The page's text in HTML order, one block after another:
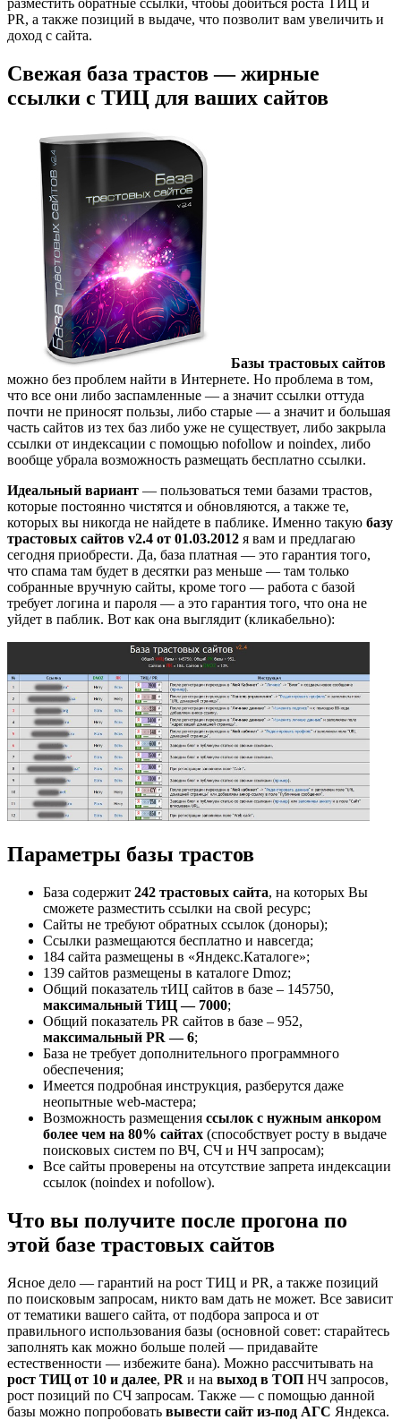
разместить обратные ссылки, чтобы добиться роста ТИЦ и
PR, а также позиций в выдаче, что позволит вам увеличить и
доход с сайта.
Свежая база трастов — жирные
ссылки с ТИЦ для ваших сайтов
Базы трастовых сайтов
можно без проблем найти в Интернете. Но проблема в том,
что все они либо заспамленные — а значит ссылки оттуда
почти не приносят пользы, либо старые — а значит и большая
часть сайтов из тех баз либо уже не существует, либо закрыла
ссылки от индексации с помощью nofollow и noindex, либо
вообще убрала возможность размещать бесплатно ссылки.
Идеальный вариант — пользоваться теми базами трастов,
которые постоянно чистятся и обновляются, а также те,
которых вы никогда не найдете в паблике. Именно такую базу
трастовых сайтов v2.4 от 01.03.2012 я вам и предлагаю
сегодня приобрести. Да, база платная — это гарантия того,
что спама там будет в десятки раз меньше — там только
собранные вручную сайты, кроме того — работа с базой
требует логина и пароля — а это гарантия того, что она не
уйдет в паблик. Вот как она выглядит (кликабельно):
Параметры базы трастов
База содержит 242 трастовых сайта, на которых Вы
сможете разместить ссылки на свой ресурс;
Сайты не требуют обратных ссылок (доноры);
Ссылки размещаются бесплатно и навсегда;
184 сайта размещены в «Яндекс.Каталоге»;
139 сайтов размещены в каталоге Dmoz;
Общий показатель тИЦ сайтов в базе – 145750,
максимальный ТИЦ — 7000;
Общий показатель PR сайтов в базе – 952,
максимальный PR — 6;
База не требует дополнительного программного
обеспечения;
Имеется подробная инструкция, разберутся даже
неопытные web-мастера;
Возможность размещения ссылок с нужным анкором
более чем на 80% сайтах (способствует росту в выдаче
поисковых систем по ВЧ, СЧ и НЧ запросам);
Все сайты проверены на отсутствие запрета индексации
ссылок (noindex и nofollow).
Что вы получите после прогона по
этой базе трастовых сайтов
Ясное дело — гарантий на рост ТИЦ и PR, а также позиций
по поисковым запросам, никто вам дать не может. Все зависит
от тематики вашего сайта, от подбора запроса и от
правильного использования базы (основной совет: старайтесь
заполнять как можно больше полей — придавайте
естественности — избежите бана). Можно рассчитывать на
рост ТИЦ от 10 и далее, PR и на выход в ТОП НЧ запросов,
рост позиций по СЧ запросам. Также — с помощью данной
базы можно попробовать вывести сайт из-под АГС Яндекса.